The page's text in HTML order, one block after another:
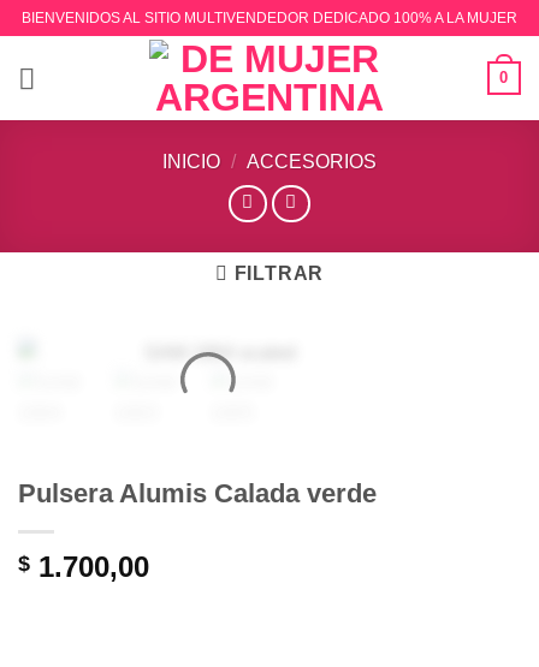
Saltar
contenido
BIENVENIDOS AL SITIO MULTIVENDEDOR DEDICADO 100% A LA MUJER
0
INICIO / ACCESORIOS
FILTRAR
Pulsera Alumis Calada verde
$ 1.700,00